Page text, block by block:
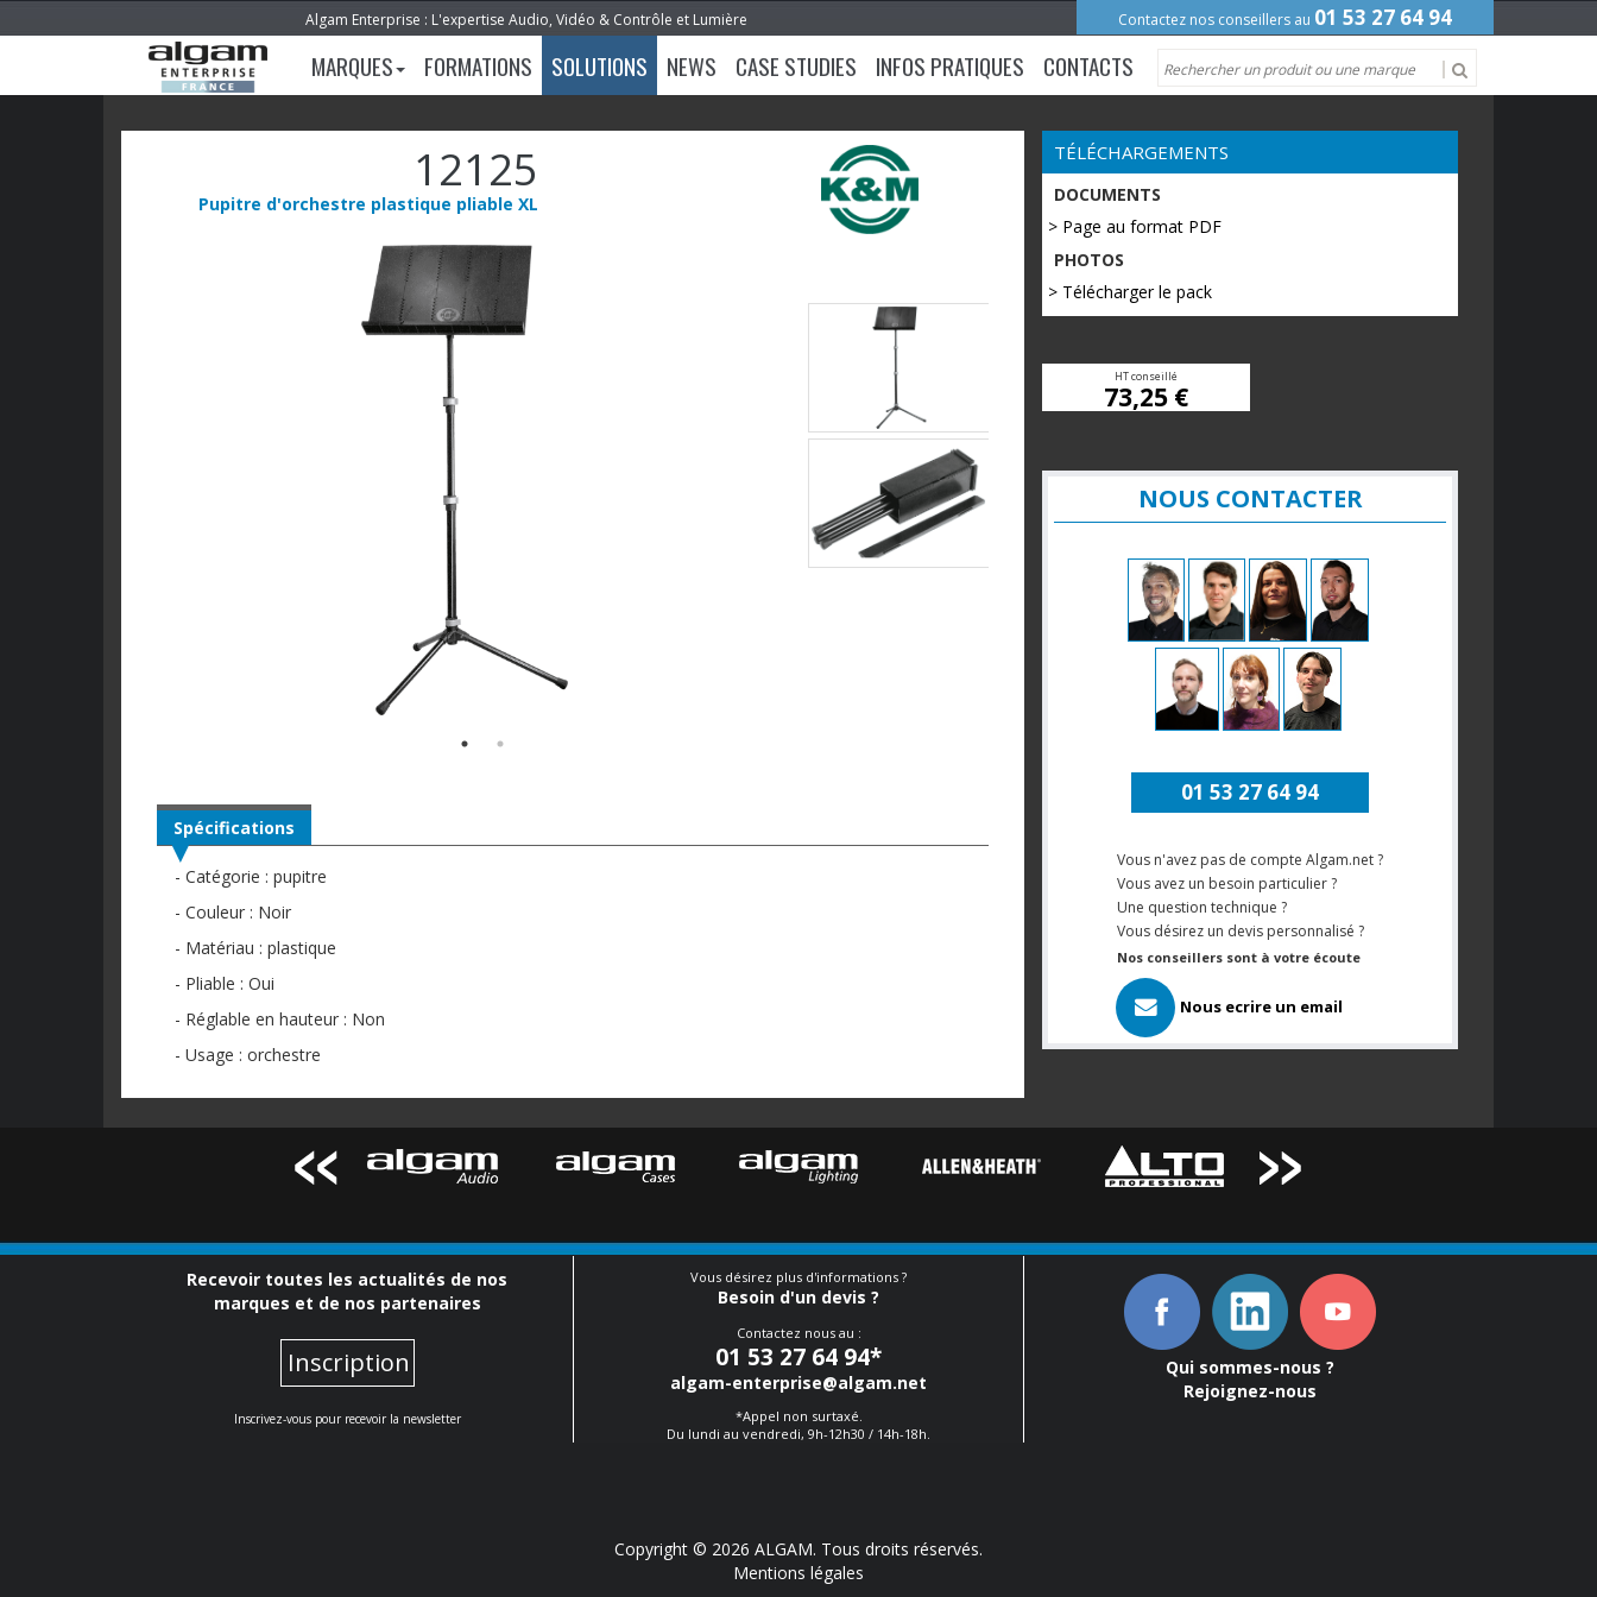
Algam Enterprise : L'expertise Audio, Vidéo & Contrôle et Lumière Contactez nos conseillers au 01 53 27 64 94
MARQUES FORMATIONS SOLUTIONS NEWS CASE STUDIES INFOS PRATIQUES CONTACTS
12125
Pupitre d'orchestre plastique pliable XL
Spécifications
- Catégorie : pupitre
- Couleur : Noir
- Matériau : plastique
- Pliable : Oui
- Réglable en hauteur : Non
- Usage : orchestre
TÉLÉCHARGEMENTS
DOCUMENTS
> Page au format PDF
PHOTOS
> Télécharger le pack
HT conseillé
73,25 €
NOUS CONTACTER
01 53 27 64 94
Vous n'avez pas de compte Algam.net ?
Vous avez un besoin particulier ?
Une question technique ?
Vous désirez un devis personnalisé ?
Nos conseillers sont à votre écoute
Nous ecrire un email
Recevoir toutes les actualités de nos
marques et de nos partenaires
Inscription
Inscrivez-vous pour recevoir la newsletter
Vous désirez plus d'informations ?
Besoin d'un devis ?
Contactez nous au :
01 53 27 64 94*
algam-enterprise@algam.net
*Appel non surtaxé.
Du lundi au vendredi, 9h-12h30 / 14h-18h.
Qui sommes-nous ?
Rejoignez-nous
Copyright © 2026 ALGAM. Tous droits réservés.
Mentions légales